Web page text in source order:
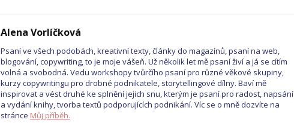
Alena Vorlíčková
Psaní ve všech podobách, kreativní texty, články do magazínů, psaní na web,
blogování, copywriting, to je moje vášeň. Už několik let mě psaní živí a já se cítím
volná a svobodná. Vedu workshopy tvůrčího psaní pro různé věkové skupiny,
kurzy copywritingu pro drobné podnikatele, storytellingové dílny. Baví mě
inspirovat a vést druhé ke splnění jejich snu, kterým je psaní pro radost, napsání
a vydání knihy, tvorba textů podporujících podnikání. Víc se o mně dozvíte na
stránce Můj příběh.